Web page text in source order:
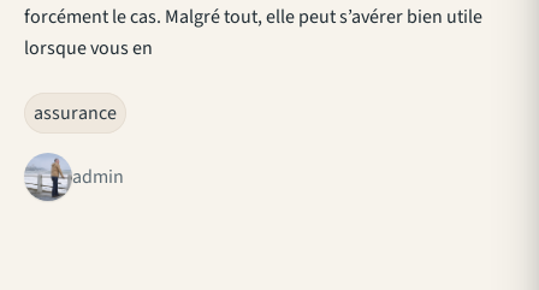
forcément le cas. Malgré tout, elle peut s’avérer bien utile
lorsque vous en
assurance
admin